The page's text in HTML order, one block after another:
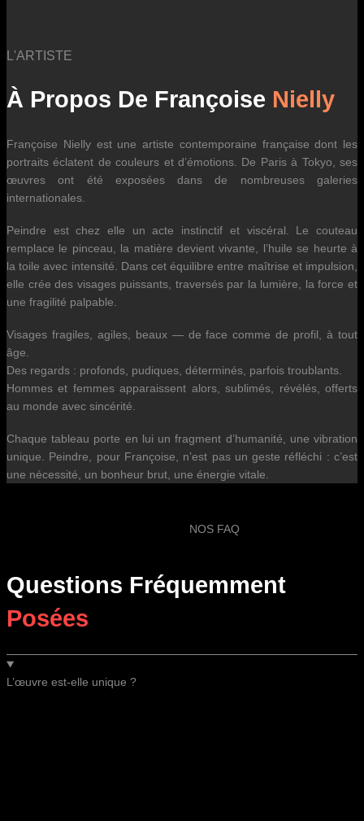
L'ARTISTE
À Propos De Françoise Nielly
Françoise Nielly est une artiste contemporaine française dont les
portraits éclatent de couleurs et d’émotions. De Paris à Tokyo, ses
œuvres ont été exposées dans de nombreuses galeries
internationales.
Peindre est chez elle un acte instinctif et viscéral. Le couteau
remplace le pinceau, la matière devient vivante, l’huile se heurte à
la toile avec intensité. Dans cet équilibre entre maîtrise et impulsion,
elle crée des visages puissants, traversés par la lumière, la force et
une fragilité palpable.
Visages fragiles, agiles, beaux — de face comme de profil, à tout
âge.
Des regards : profonds, pudiques, déterminés, parfois troublants.
Hommes et femmes apparaissent alors, sublimés, révélés, offerts
au monde avec sincérité.
Chaque tableau porte en lui un fragment d’humanité, une vibration
unique. Peindre, pour Françoise, n’est pas un geste réfléchi : c’est
une nécessité, un bonheur brut, une énergie vitale.
NOS FAQ
Questions Fréquemment
Posées
L’œuvre est-elle unique ?